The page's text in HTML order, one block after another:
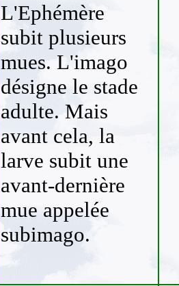
L'Ephémère
subit plusieurs
mues. L'imago
désigne le stade
adulte. Mais
avant cela, la
larve subit une
avant-dernière
mue appelée
subimago.